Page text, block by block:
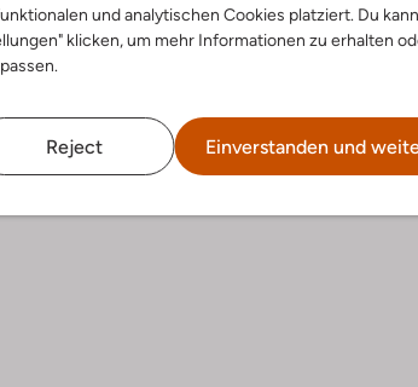
und analytischen Cookies platziert. Du
klicken, um mehr Informationen zu erhalten
Reject Einverstanden und